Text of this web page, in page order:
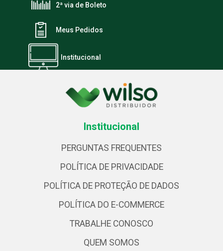
2ª via de Boleto
Meus Pedidos
Institucional
Institucional
PERGUNTAS FREQUENTES
POLÍTICA DE PRIVACIDADE
POLÍTICA DE PROTEÇÃO DE DADOS
POLÍTICA DO E-COMMERCE
TRABALHE CONOSCO
QUEM SOMOS